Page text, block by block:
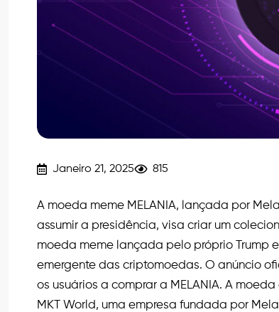
Janeiro 21, 2025 815
A moeda meme MELANIA, lançada por
assumir a presidência, visa criar um
moeda meme lançada pelo próprio Trump
emergente das criptomoedas. O anúncio
os usuários a comprar a MELANIA. A
MKT World, uma empresa fundada por